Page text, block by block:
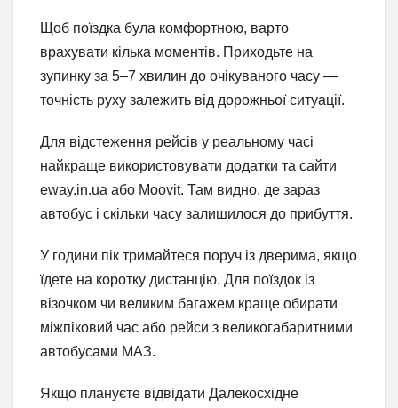
Щоб поїздка була комфортною, варто
врахувати кілька моментів. Приходьте на
зупинку за 5–7 хвилин до очікуваного часу —
точність руху залежить від дорожньої ситуації.
Для відстеження рейсів у реальному часі
найкраще використовувати додатки та сайти
eway.in.ua або Moovit. Там видно, де зараз
автобус і скільки часу залишилося до прибуття.
У години пік тримайтеся поруч із дверима, якщо
їдете на коротку дистанцію. Для поїздок із
візочком чи великим багажем краще обирати
міжпіковий час або рейси з великогабаритними
автобусами МАЗ.
Якщо плануєте відвідати Далекосхідне